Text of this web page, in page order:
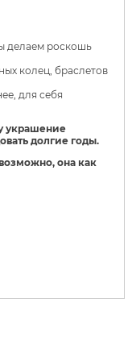
делаем роскошь
колец, браслетов
для себя
украшение
долгие годы.
она как